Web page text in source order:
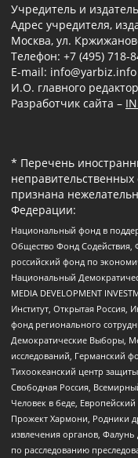
Учредитель и
Адрес учредителя,
Москва, ул.
Телефон: +7 (495) 718-
E-mail: info@yarbiz.info
И.О. главного
Разработчик сайта –
* Перечень
неправительственных
признана
Федерации:
Национальный фонд в
Общество Фонд Содействия,
российский фонд по
Национальный
MEDIA DEVELOPMENT
Институт, Открытая Россия,
фонд регионального
Демократические Выборы,
исследований, Германский
Тихоокеанский центр
Свободная Россия,
Человек в беде,
Прожект Хармони, Родники
извлечения органов,
по расследованию